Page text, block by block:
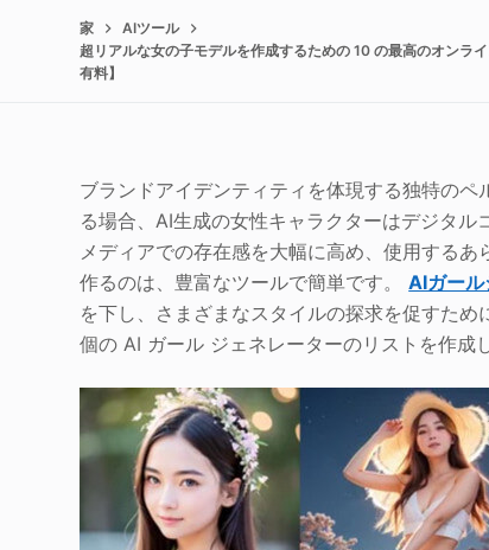
家
AIツール
超リアルな女の子モデルを作成するための 10 の最高のオンラ
有料】
ブランドアイデンティティを体現する独特の
る場合、AI生成の女性キャラクターはデジタ
メディアでの存在感を大幅に高め、使用する
作るのは、豊富なツールで簡単です。AIガー
を下し、さまざまなスタイルの探求を促すた
個の AI ガール ジェネレーターのリストを作成